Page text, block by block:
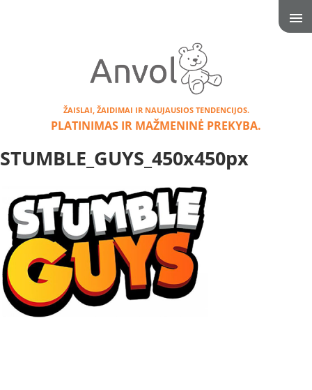
ŽAISLAI, ŽAIDIMAI IR NAUJAUSIOS TENDENCIJOS.
PLATINIMAS IR MAŽMENINĖ PREKYBA.
STUMBLE_GUYS_450x450px